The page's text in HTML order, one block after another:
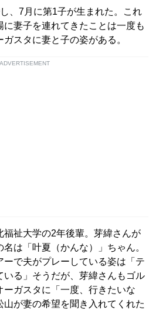
、7月に第1子が生まれた。これ
に妻子を連れてきたことは一度も
スタに妻と子の姿がある。
ADVERTISEMENT
祉大学の2年後輩。芽緯さんが
は「叶夏（かんな）」ちゃん。
で夫がプレーしている姿は「テ
いる」そうだが、芽緯さんもゴル
ーガスタに「一度、行きたいな
が妻の希望を聞き入れてくれた